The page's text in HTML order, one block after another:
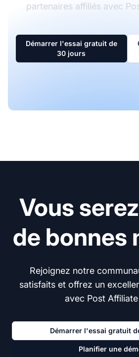
partenaires affiliés avec
Démarrer l'essai gratuit de
30 jours
Vous
de bonnes
Rejoignez notre
satisfaits et offrez un
avec Post
Démarrer l'essai gratuit
Planifier une